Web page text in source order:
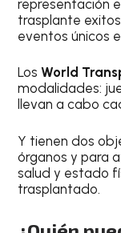
representación
trasplante
eventos únicos
LosWorld
modalidades:
llevan a cabo
Y tienen dos
órganos y para
salud y estado
trasplantado.